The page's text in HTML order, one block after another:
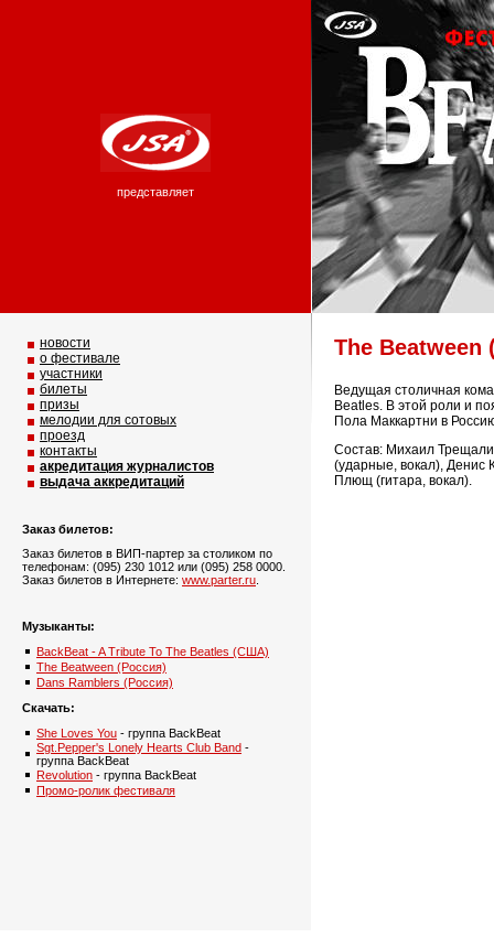
представляет
новости
о фестивале
участники
билеты
призы
мелодии для сотовых
проезд
контакты
акредитация журналистов
выдача аккредитаций
Заказ билетов:
Заказ билетов в ВИП-партер за столиком по
телефонам: (095) 230 1012 или (095) 258 0000.
Заказ билетов в Интернете: www.parter.ru
Музыканты:
BackBeat - A Tribute To The Beatles (США)
The Beatween (Россия)
Dans Ramblers (Россия)
Скачать:
She Loves You - группа BackBeat
Sgt.Pepper's Lonely Hearts Club Band -
группа BackBeat
Revolution - группа BackBeat
Промо-ролик фестиваля
The Beatween
Ведущая столичная
Beatles. В этой роли и
Пола Маккартни в
Состав: Михаил
(ударные, вокал), Денис
Плющ (гитара, вокал).